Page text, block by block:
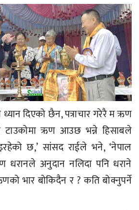
दिएको छैन, पत्राचार गरेरै म ऋण
टाउकोमा ऋण आउछ भन्ने हिसाबले
छ,’ सांसद राईले भने, ‘नेपाल
अनुदान नलिदा पनि धराने
भार बोकिदैन र ? कति बोक्नुपर्ने